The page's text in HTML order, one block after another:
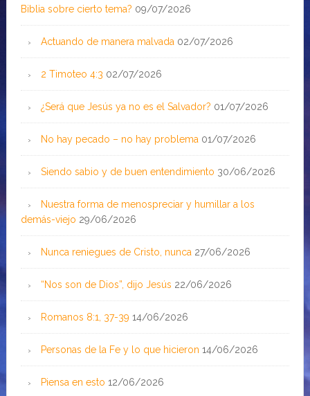
Biblia sobre cierto tema? 09/07/2026
Actuando de manera malvada 02/07/2026
2 Timoteo 4:3 02/07/2026
¿Será que Jesús ya no es el Salvador? 01/07/2026
No hay pecado – no hay problema 01/07/2026
Siendo sabio y de buen entendimiento 30/06/2026
Nuestra forma de menospreciar y humillar a los
demás-viejo 29/06/2026
Nunca reniegues de Cristo, nunca 27/06/2026
“Nos son de Dios”, dijo Jesús 22/06/2026
Romanos 8:1, 37-39 14/06/2026
Personas de la Fe y lo que hicieron 14/06/2026
Piensa en esto 12/06/2026